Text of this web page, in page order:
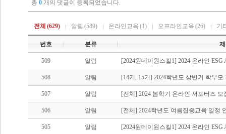
총 0 개의 댓글이 등록되었습니다.
전체 (629) 알림 (589) 온라인교육 (1) 오프라인교육 (26) 기
번호 분류
509 알림 [2024원데이원스킬1] 2024 온라인
508 알림 [14기, 15기] 2024학년도 상반기 학부모
507 알림 [전체] 2024 봄학기 온라인 서포터즈 모
506 알림 [전체] 2024학년도 여름집중교육 일정
505 알림 [2024원데이원스킬1] 2024 온라인